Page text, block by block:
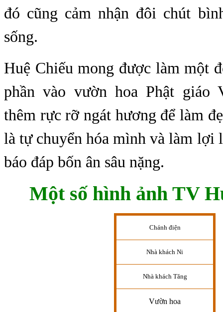
đó cũng cảm nhận đôi chút
sống.
Huệ Chiếu mong được làm một
phần vào vườn hoa Phật giáo
thêm rực rỡ ngát hương để làm
là tự chuyển hóa mình và làm lợi
báo đáp bốn ân sâu nặng.
Một số hình ảnh TV
Chánh điện
Nhà khách Ni
Nhà khách Tăng
Vườn hoa